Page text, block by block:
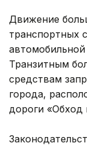
Движение
транспортных
Транзитным
средствам
города,
дороги «Обход